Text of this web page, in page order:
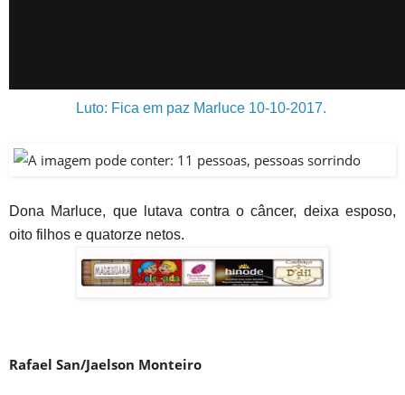
Luto: Fica em paz Marluce 10-10-2017.
Dona Marluce, que lutava contra o câncer, deixa esposo,
oito filhos e quatorze netos.
Rafael San/Jaelson Monteiro